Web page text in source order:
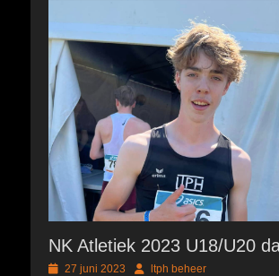
NK Atletiek 2023 U18/U20
Geplaatst
27 juni 2023 Authorltph beheer